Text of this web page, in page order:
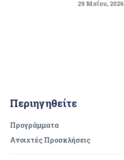
29 Μαΐου, 2026
Περιηγηθείτε
Προγράμματα
Ανοιχτές Προσκλήσεις